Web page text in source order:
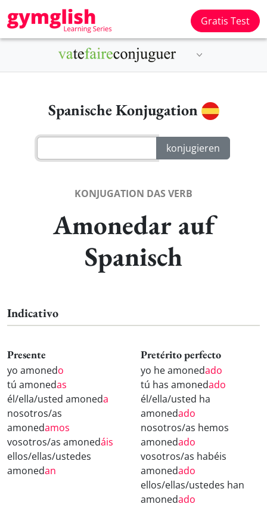
Gratis Test
Spanische Konjugation
KONJUGATION DAS VERB
Amonedar auf
Spanisch
Indicativo
Presente
yo amonedo
tú amonedas
él/ella/usted amoneda
nosotros/as
amonedamos
vosotros/as amonedáis
ellos/ellas/ustedes
amonedan
Pretérito perfecto
yo he amonedado
tú has amonedado
él/ella/usted ha
amonedado
nosotros/as hemos
amonedado
vosotros/as habéis
amonedado
ellos/ellas/ustedes han
amonedado